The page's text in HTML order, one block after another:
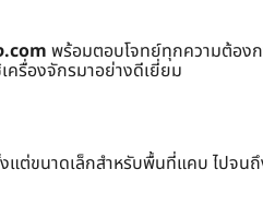
.com พร้อมตอบโจทย์ทุกความต้องก
ครื่องจักรมาอย่างดีเยี่ยม
ต่ขนาดเล็กสำหรับพื้นที่แคบ ไปจน